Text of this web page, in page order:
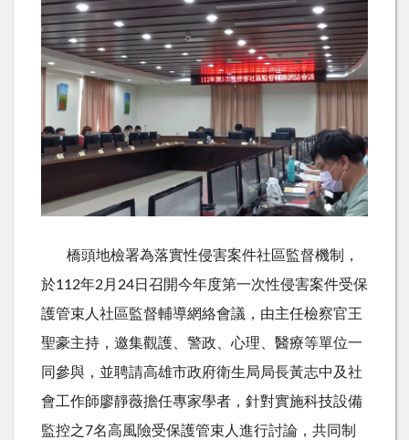
橋頭地檢署為落實性侵害案件社區監督機制，
於112年2月 24日召開今年度第一次性侵害案件受保
護管束人社區監督輔導網絡會議，由主任檢察官王
聖豪主持，邀集觀護、警政、心理、醫療等單位一
同參與，並聘請高雄市政府衛生局局長黃志中及社
會工作師廖靜薇擔任專家學者，針對實施科技設備
監控之7名高風險受保護管束人進行討論，共同制